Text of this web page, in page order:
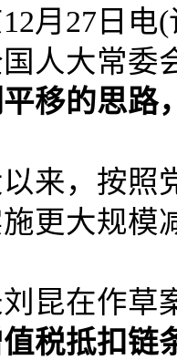
27日电(
人大常
移的思路
，按照
更大规模
在作草
税抵扣链